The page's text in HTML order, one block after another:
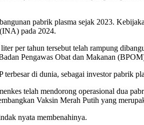
pabrik plasma sejak 2023.
pada 2024.
per tahun tersebut telah rampung
Pengawas Obat dan Makanan
di dunia, sebagai investor pabrik
telah mendorong operasional dua
Vaksin Merah Putih yang
nyata membenahinya.